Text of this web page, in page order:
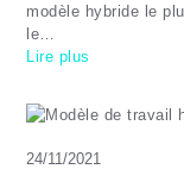
modèle hybride le
le…
Lire plus
24/11/2021